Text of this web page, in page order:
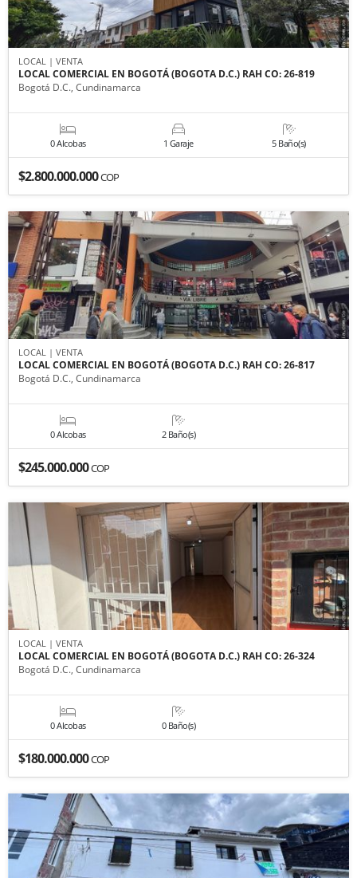
LOCAL | VENTA
LOCAL COMERCIAL EN BOGOTÁ (BOGOTA D.C.) RAH CO: 26-819
Bogotá D.C., Cundinamarca
0 Alcobas 1 Garaje 5 Baño(s)
$2.800.000.000COP
LOCAL | VENTA
LOCAL COMERCIAL EN BOGOTÁ (BOGOTA D.C.) RAH CO: 26-817
Bogotá D.C., Cundinamarca
0 Alcobas 2 Baño(s)
$245.000.000COP
LOCAL | VENTA
LOCAL COMERCIAL EN BOGOTÁ (BOGOTA D.C.) RAH CO: 26-324
Bogotá D.C., Cundinamarca
0 Alcobas 0 Baño(s)
$180.000.000COP